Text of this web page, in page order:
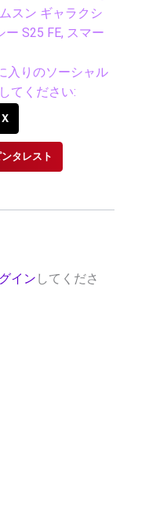
スン ギャラクシ
ー S25 FE, スマー
入りのソーシャル
てください:
X
ンタレスト
イン してくださ